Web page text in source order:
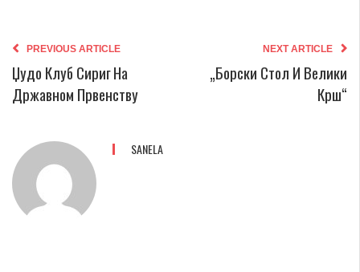
PREVIOUS ARTICLE
Џудо Клуб Сириг На
Државном Првенству
NEXT ARTICLE
„Борски Стол И Велики
Крш“
SANELA